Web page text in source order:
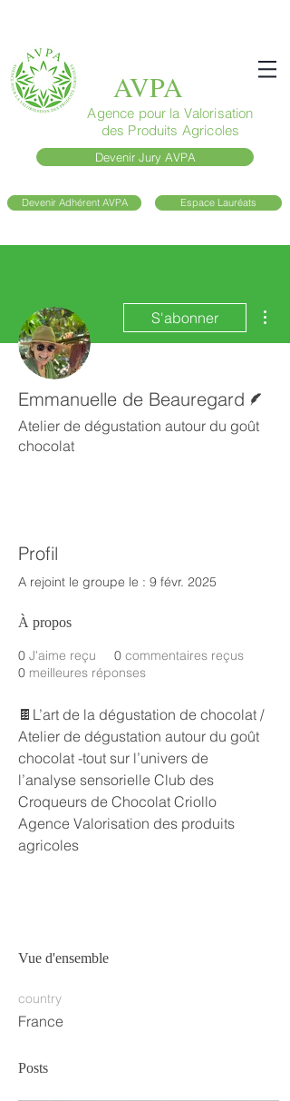
AVPA
Agence pour la Valorisation
des Produits Agricoles
Devenir Jury AVPA
Devenir Adhérent AVPA Espace Lauréats
S'abonner
Emmanuelle de Beauregard
Atelier de dégustation autour du goût
chocolat
Profil
A rejoint le groupe le : 9 févr. 2025
À propos
0 J'aime reçu 0 commentaires reçus
0 meilleures réponses
🍫L’art de la dégustation de chocolat /
Atelier de dégustation autour du goût
chocolat -tout sur l’univers de
l’analyse sensorielle Club des
Croqueurs de Chocolat Criollo
Agence Valorisation des produits
agricoles
Vue d'ensemble
country
France
Posts